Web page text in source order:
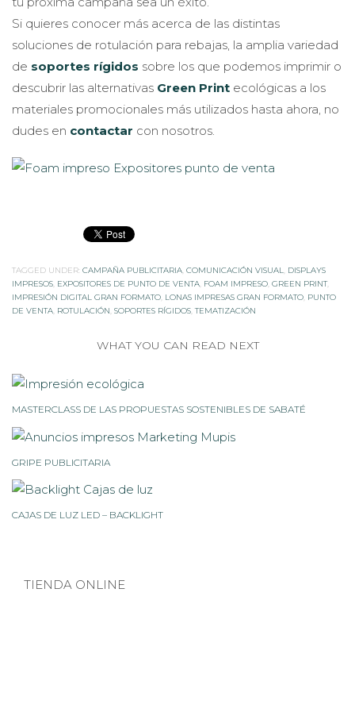
Si quieres conocer más acerca de las distintas
soluciones de rotulación para rebajas, la amplia variedad
de soportes rígidos sobre los que podemos imprimir o
descubrir las alternativas Green Print ecológicas a los
materiales promocionales más utilizados hasta ahora, no
dudes en contactar con nosotros.
TAGGED UNDER: CAMPAÑA PUBLICITARIA COMUNICACIÓN VISUAL DISPLAYS
IMPRESOS EXPOSITORES DE PUNTO DE VENTA FOAM IMPRESO GREEN PRINT,
IMPRESIÓN DIGITAL GRAN FORMATO LONAS IMPRESAS GRAN FORMATO PUNTO
DE VENTA ROTULACIÓN SOPORTES RÍGIDOS ,TEMATIZACIÓN
WHAT YOU CAN READ NEXT
MASTERCLASS DE LAS PROPUESTAS SOSTENIBLES DE SABATÉ
GRIPE PUBLICITARIA
CAJAS DE LUZ LED – BACKLIGHT
TIENDA ONLINE